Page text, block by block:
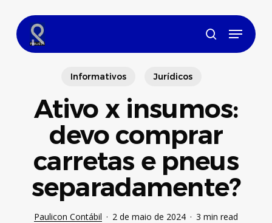
main
content
search
Menu
Informativos Jurídicos
Ativo x insumos:
devo comprar
carretas e pneus
separadamente?
Paulicon Contábil 2 de maio de 2024 3 min read